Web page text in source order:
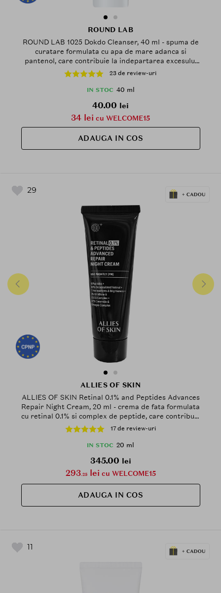
ROUND LAB
ROUND LAB 1025 Dokdo Cleanser, 40 ml - spuma de
curatare formulata cu apa de mare adanca si
pantenol, care contribuie la indepartarea excesului
de sebum, impuritatilor si reziduurilor de machiaj si
la mentinerea hidratarii pielii dupa spalare
23 de review-uri
IN STOC 40 ml
40.00 lei
34 lei cu WELCOME15
ADAUGA IN COS
29
ALLIES OF SKIN
ALLIES OF SKIN Retinal 0.1% and Peptides Advances
Repair Night Cream, 20 ml - crema de fata formulata
cu retinal 0.1% si complex de peptide, care contribuie
la imbunatatirea vizibila a texturii pielii si a
semnelor de imbatranire si la metinerea confortului
cutanat
17 de review-uri
IN STOC 20 ml
345.00 lei
293.25lei cu WELCOME15
ADAUGA IN COS
11